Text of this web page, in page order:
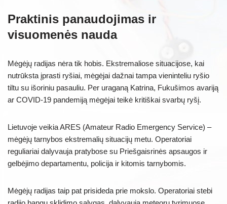
Praktinis panaudojimas ir
visuomenės nauda
Mėgėjų radijas nėra tik hobis. Ekstremaliose situacijose, kai
nutrūksta įprasti ryšiai, mėgėjai dažnai tampa vieninteliu ryšio
tiltu su išoriniu pasauliu. Per uraganą Katrina, Fukušimos avariją
ar COVID-19 pandemiją mėgėjai teikė kritiškai svarbų ryšį.
Lietuvoje veikia ARES (Amateur Radio Emergency Service) –
mėgėjų tarnybos ekstremalių situacijų metu. Operatoriai
reguliariai dalyvauja pratybose su Priešgaisrinės apsaugos ir
gelbėjimo departamentu, policija ir kitomis tarnybomis.
Mėgėjų radijas taip pat prisideda prie mokslo. Operatoriai stebi